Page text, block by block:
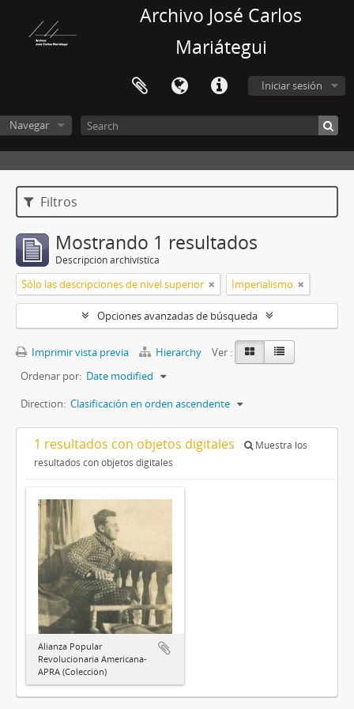
Archivo José Carlos
Mariátegui
Iniciar sesión
Navegar
Filtros
Mostrando 1 resultados
Descripción archivística
Sólo las descripciones de nivel superior Imperialismo
Opciones avanzadas de búsqueda
Imprimir vista previa Hierarchy
Ver :
Ordenar por: Date modified
Direction: Clasificación en orden ascendente
1 resultados con objetos digitales
Muestra los
resultados con objetos digitales
Alianza Popular
Revolucionaria Americana-
APRA (Colección)